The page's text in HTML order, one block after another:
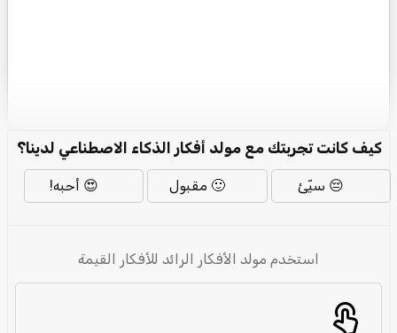
كيف كانت تجربتك مع مولد أفكار الذكاء الاصطناعي لدينا؟
😔 سيّئ 🙂 مقبول 😍 أحبه!
استخدم مولد الأفكار الرائد للأفكار القيمة